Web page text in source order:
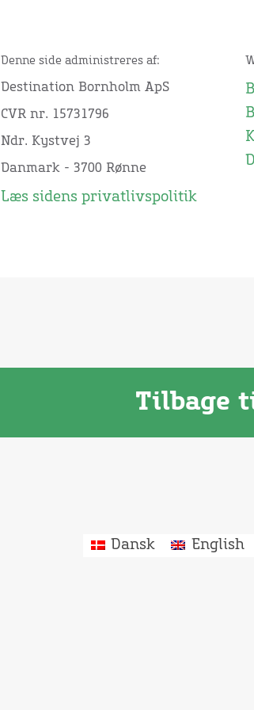
Denne side administreres af:
Destination Bornholm ApS
CVR nr. 15731796
Ndr. Kystvej 3
Danmark - 3700 Rønne
Læs sidens privatlivspolitik
Tilbage
Dansk English